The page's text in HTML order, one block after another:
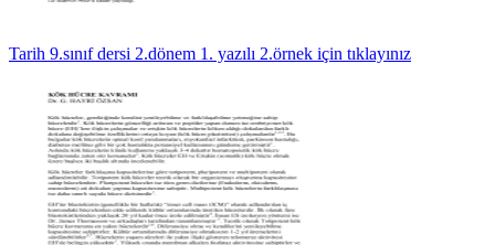
Tarih 9.sınıf dersi 2.dönem 1. yazılı 2.örnek için tıklayınız